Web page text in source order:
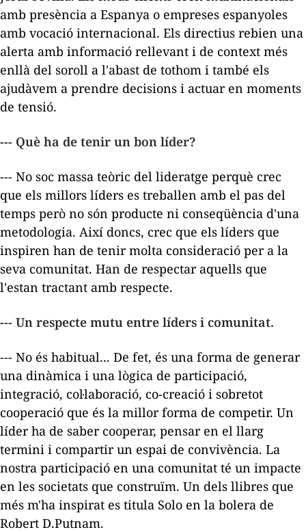
amb presència a Espanya o empreses espanyoles
amb vocació internacional. Els directius rebien una
alerta amb informació rellevant i de context més
enllà del soroll a l'abast de tothom i també els
ajudàvem a prendre decisions i actuar en moments
de tensió.
--- Què ha de tenir un bon líder?
--- No soc massa teòric del lideratge perquè crec
que els millors líders es treballen amb el pas del
temps però no són producte ni conseqüència d'una
metodologia. Així doncs, crec que els líders que
inspiren han de tenir molta consideració per a la
seva comunitat. Han de respectar aquells que
l'estan tractant amb respecte.
--- Un respecte mutu entre líders i comunitat.
--- No és habitual... De fet, és una forma de generar
una dinàmica i una lògica de participació,
integració, col·laboració, co-creació i sobretot
cooperació que és la millor forma de competir. Un
líder ha de saber cooperar, pensar en el llarg
termini i compartir un espai de convivència. La
nostra participació en una comunitat té un impacte
en les societats que construïm. Un dels llibres que
més m'ha inspirat es titula Solo en la bolera de
Robert D.Putnam.